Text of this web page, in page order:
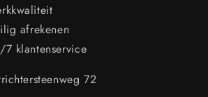
afrekenen
klantenservice
72